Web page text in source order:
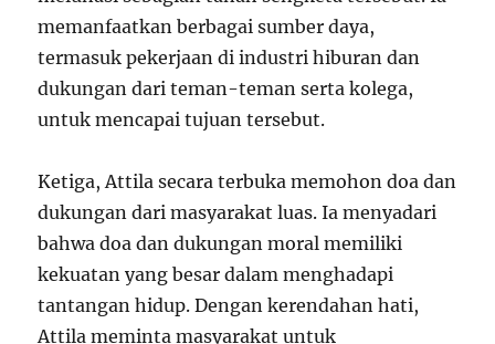
memanfaatkan berbagai sumber daya,
termasuk pekerjaan di industri hiburan dan
dukungan dari teman-teman serta kolega,
untuk mencapai tujuan tersebut.
Ketiga, Attila secara terbuka memohon doa dan
dukungan dari masyarakat luas. Ia menyadari
bahwa doa dan dukungan moral memiliki
kekuatan yang besar dalam menghadapi
tantangan hidup. Dengan kerendahan hati,
Attila meminta masyarakat untuk